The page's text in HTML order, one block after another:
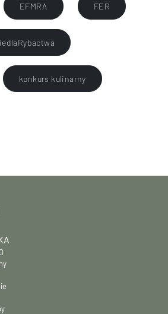
EFMRA FER
konkurs kulinarny